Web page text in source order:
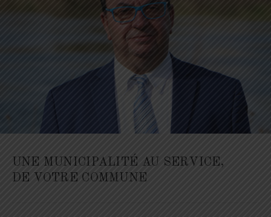
UNE MUNICIPALITÉ AU SERVICE,
DE VOTRE COMMUNE